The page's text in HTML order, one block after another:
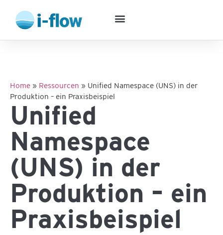
Home » Ressourcen » Unified Namespace (UNS) in der
Produktion – ein Praxisbeispiel
Unified
Namespace
(UNS) in der
Produktion – ein
Praxisbeispiel